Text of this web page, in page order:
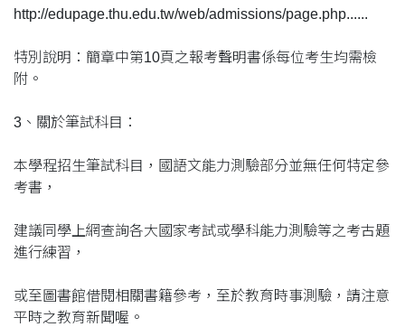
http://edupage.thu.edu.tw/web/admissions/page.php......
特別說明：簡章中第10頁之報考聲明書係每位考生均需檢
附。
3、關於筆試科目：
本學程招生筆試科目，國語文能力測驗部分並無任何特定參
考書，
建議同學上網查詢各大國家考試或學科能力測驗等之考古題
進行練習，
或至圖書館借閱相關書籍參考，至於教育時事測驗，請注意
平時之教育新聞喔。